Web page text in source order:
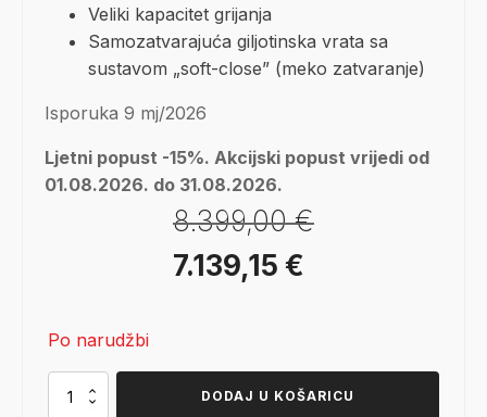
Veliki kapacitet grijanja
Samozatvarajuća giljotinska vrata sa
sustavom „soft-close” (meko zatvaranje)
Isporuka 9 mj/2026
Ljetni popust -15%. Akcijski popust vrijedi od
01.08.2026. do 31.08.2026.
8.399,00€
Izvorna
je:
7.139,15 €
7.139,15 €.
Po narudžbi
SCAN
DODAJ U KOŠARICU